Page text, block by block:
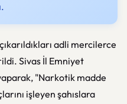
adli mercilerce
Sivas İl Emniyet
"Narkotik madde
işleyen şahıslara